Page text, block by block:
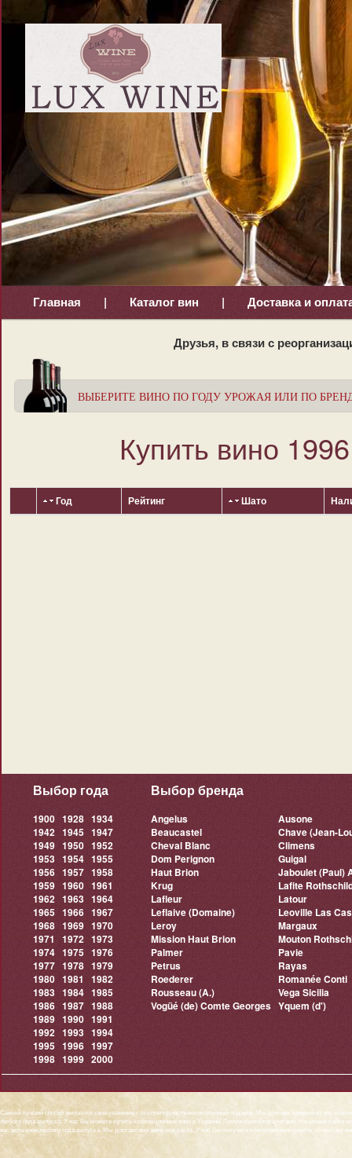
Главная | Каталог вин | Доставка и
Друзья, в связи с
ВЫБЕРИТЕ ВИНО ПО ГОДУ УРОЖАЯ ИЛИ ПО
Купить вино
Год Рейтинг Шато
Выбор года
1900 1928 1934
1942 1945 1947
1949 1950 1952
1953 1954 1955
1956 1957 1958
1959 1960 1961
1962 1963 1964
1965 1966 1967
1968 1969 1970
1971
1972 1973
1974 1975 1976
1977 1978 1979
1980 1981
1982
1983 1984 1985
1986 1987 1988
1989 1990 1991
1992 1993 1994
1995 1996 1997
1998 1999 2000
Выбор бренда
Angelus
Ausone
Beaucastel
Chave (Jean-
Cheval Blanc
Climens
Dom Perignon
Guigal
Haut Brion
Jaboulet (Paul)
Krug
Lafite
Lafleur
Latour
Leflaive (Domaine)
Leoville Las
Leroy
Margaux
Mission Haut Brion
Mouton
Palmer
Pavie
Petrus
Rayas
Roederer
Romanée Conti
Rousseau (A.)
Vega Sicilia
Vogüé (de) Comte Georges Yquem (d')
Самый лучший способ выразить свое уважение - это преподнести великолепный подарок. Мы думаем каждый из нас
любого года выпуска. У нас Вы можете купить коллекционное вино в Украине. Просмотреть каталог вин
. На нашем сайте
нас есть вино любого года выпуска. Мы доставляем вино под заказ. У нас Вы получите компетентные советы по выбору